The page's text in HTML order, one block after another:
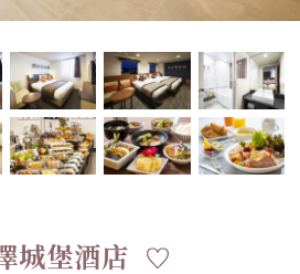
城堡酒店